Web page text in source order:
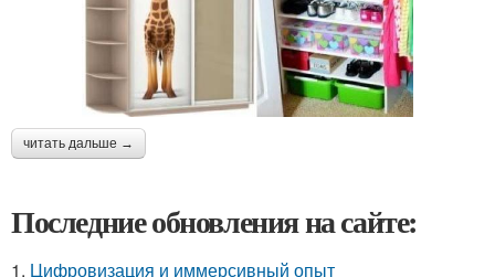
читать дальше →
Последние обновления на сайте:
1. Цифровизация и иммерсивный опыт